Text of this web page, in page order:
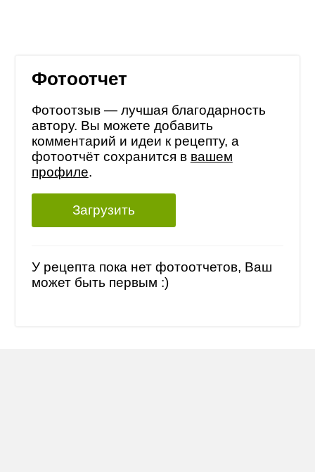
Фотоотчет
Фотоотзыв — лучшая благодарность
автору. Вы можете добавить
комментарий и идеи к рецепту, а
фотоотчёт сохранится в вашем
профиле.
Загрузить
У рецепта пока нет фотоотчетов, Ваш
может быть первым :)